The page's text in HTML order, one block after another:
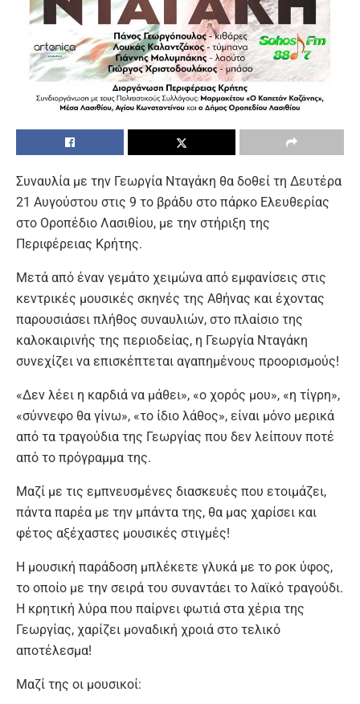
Συναυλία με την Γεωργία Νταγάκη θα δοθεί τη Δευτέρα
21 Αυγούστου στις 9 το βράδυ στο πάρκο Ελευθερίας
στο Οροπέδιο Λασιθίου, με την στήριξη της
Περιφέρειας Κρήτης.
Μετά από έναν γεμάτο χειμώνα από εμφανίσεις στις
κεντρικές μουσικές σκηνές της Αθήνας και έχοντας
παρουσιάσει πλήθος συναυλιών, στο πλαίσιο της
καλοκαιρινής της περιοδείας, η Γεωργία Νταγάκη
συνεχίζει να επισκέπτεται αγαπημένους προορισμούς!
«Δεν λέει η καρδιά να μάθει», «ο χορός μου», «η τίγρη»,
«σύννεφο θα γίνω», «το ίδιο λάθος», είναι μόνο μερικά
από τα τραγούδια της Γεωργίας που δεν λείπουν ποτέ
από το πρόγραμμα της.
Μαζί με τις εμπνευσμένες διασκευές που ετοιμάζει,
πάντα παρέα με την μπάντα της, θα μας χαρίσει και
φέτος αξέχαστες μουσικές στιγμές!
Η μουσική παράδοση μπλέκετε γλυκά με το ροκ ύφος,
το οποίο με την σειρά του συναντάει το λαϊκό τραγούδι.
Η κρητική λύρα που παίρνει φωτιά στα χέρια της
Γεωργίας, χαρίζει μοναδική χροιά στο τελικό
αποτέλεσμα!
Μαζί της οι μουσικοί: